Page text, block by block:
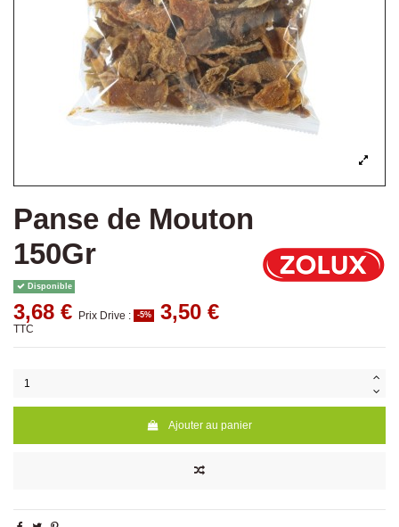
Panse de Mouton
150Gr
Disponible
3,68 € Prix Drive : -5% 3,50 €
TTC
Ajouter au panier